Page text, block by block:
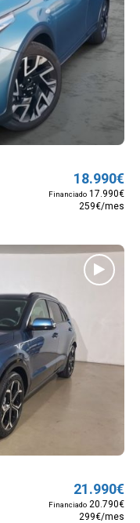
18.990€
Financiado 17.990€
259€/mes
21.990€
Financiado 20.790€
299€/mes